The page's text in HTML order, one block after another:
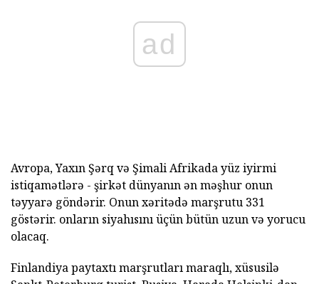
ad
Avropa, Yaxın Şərq və Şimali Afrikada yüz iyirmi
istiqamətlərə - şirkət dünyanın ən məşhur onun
təyyarə göndərir. Onun xəritədə marşrutu 331
göstərir. onların siyahısını üçün bütün uzun və yorucu
olacaq.
Finlandiya paytaxtı marşrutları maraqlı, xüsusilə